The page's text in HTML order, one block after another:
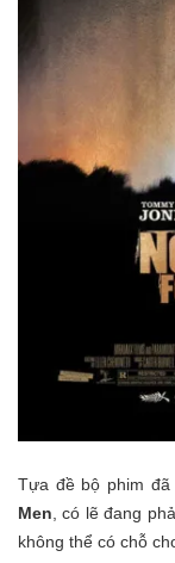
Tựa đề bộ phim đã
Men , có lẽ đang
không thể có chỗ